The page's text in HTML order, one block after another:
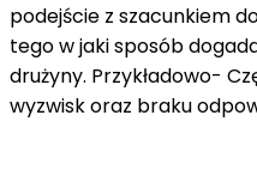
podejście z szacunkiem
tego w jaki sposób
drużyny. Przykładowo-
wyzwisk oraz braku